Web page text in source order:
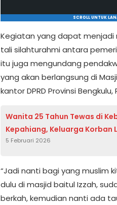
SCROLL UNTUK
Kegiatan yang dapat
tali silahturahmi antara
itu juga mengundang
yang akan berlangsung di
kantor DPRD Provinsi Bengkulu,
Wanita 25 Tahun Tewas di
Kepahiang, Keluarga Korban
5 Februari 2026
“Jadi nanti bagi yang muslim
dulu di masjid baitul Izzah,
berkah, kemudian nanti ada